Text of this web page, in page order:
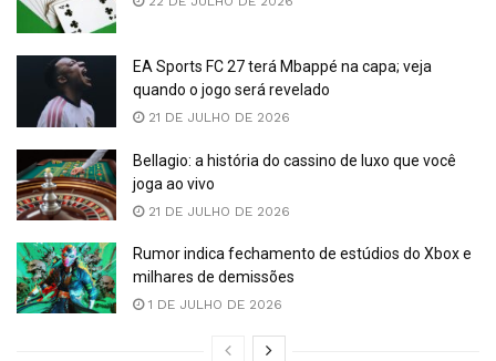
EA Sports FC 27 terá Mbappé na capa; veja
quando o jogo será revelado
21 DE JULHO DE 2026
Bellagio: a história do cassino de luxo que você
joga ao vivo
21 DE JULHO DE 2026
Rumor indica fechamento de estúdios do Xbox e
milhares de demissões
1 DE JULHO DE 2026